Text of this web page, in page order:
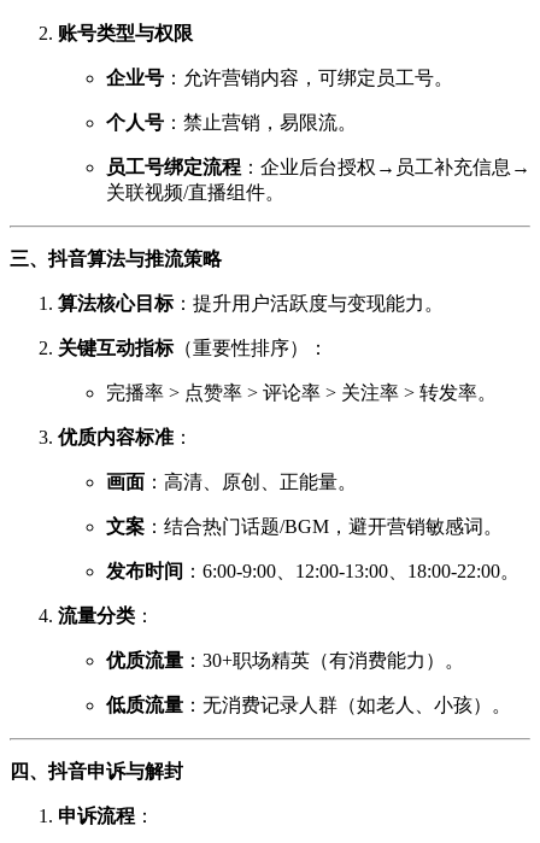
账号类型与权限
企业号 ：允许营销内容，可绑定员工号。
个人号 ：禁止营销，易限流。
员工号绑定流程 ：企业后台授权→员工补充信息→
关联视频/直播组件。
三、抖音算法与推流策略
算法核心目标：提升用户活跃度与变现能力。
关键互动指标（重要性排序）：
完播率 > 点赞率 > 评论率 > 关注率 > 转发率。
优质内容标准 ：
画面 ：高清、原创、正能量。
文案 ：结合热门话题/BGM，避开营销敏感词。
发布时间 ：6:00-9:00、12:00-13:00、18:00-22:00。
流量分类 ：
优质流量 ：30+职场精英（有消费能力）。
低质流量 ：无消费记录人群（如老人、小孩）。
四、抖音申诉与解封
申诉流程 ：